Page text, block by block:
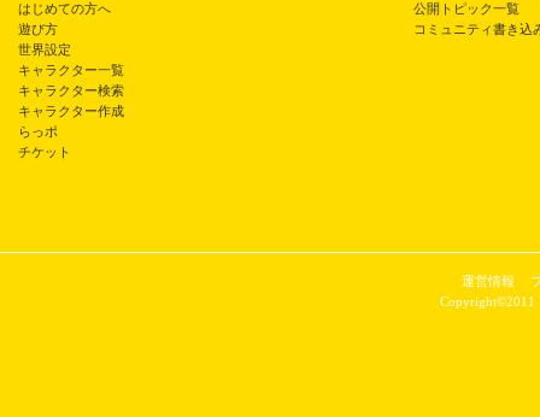
はじめての方へ
遊び方
世界設定
キャラクター一覧
キャラクター検索
キャラクター作成
らっポ
チケット
公開トピック一覧
コミュニティ書き込
運営情報
Copyright©2011